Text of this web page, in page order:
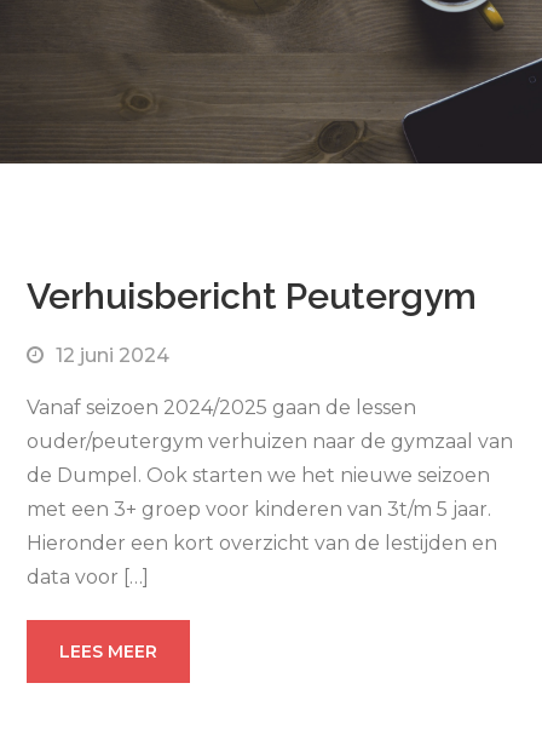
Verhuisbericht Peutergym
12 juni 2024
Vanaf seizoen 2024/2025 gaan de lessen
ouder/peutergym verhuizen naar de gymzaal van
de Dumpel. Ook starten we het nieuwe seizoen
met een 3+ groep voor kinderen van 3t/m 5 jaar.
Hieronder een kort overzicht van de lestijden en
data voor […]
LEES MEER